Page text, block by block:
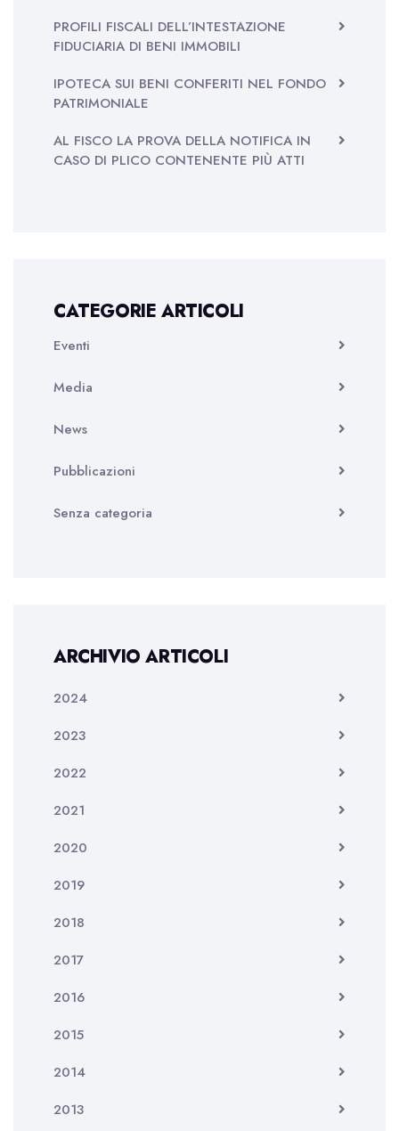
PROFILI FISCALI DELL’INTESTAZIONE
FIDUCIARIA DI BENI IMMOBILI
IPOTECA SUI BENI CONFERITI NEL FONDO
PATRIMONIALE
AL FISCO LA PROVA DELLA NOTIFICA IN
CASO DI PLICO CONTENENTE PIÙ ATTI
CATEGORIE ARTICOLI
Eventi
Media
News
Pubblicazioni
Senza categoria
ARCHIVIO ARTICOLI
2024
2023
2022
2021
2020
2019
2018
2017
2016
2015
2014
2013